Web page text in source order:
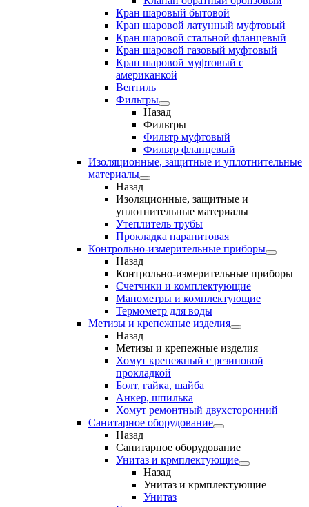
Кран шаровый бытовой
Кран шаровой латунный муфтовый
Кран шаровой стальной фланцевый
Кран шаровой газовый муфтовый
Кран шаровой муфтовый с
американкой
Вентиль
Фильтры
Назад
Фильтры
Фильтр муфтовый
Фильтр фланцевый
Изоляционные, защитные и уплотнительные
материалы
Назад
Изоляционные, защитные и
уплотнительные материалы
Утеплитель трубы
Прокладка паранитовая
Контрольно-измерительные приборы
Назад
Контрольно-измерительные приборы
Счетчики и комплектующие
Манометры и комплектующие
Термометр для воды
Метизы и крепежные изделия
Назад
Метизы и крепежные изделия
Хомут крепежный с резиновой
прокладкой
Болт, гайка, шайба
Анкер, шпилька
Хомут ремонтный двухсторонний
Санитарное оборудование
Назад
Санитарное оборудование
Унитаз и крмплектующие
Назад
Унитаз и крмплектующие
Унитаз